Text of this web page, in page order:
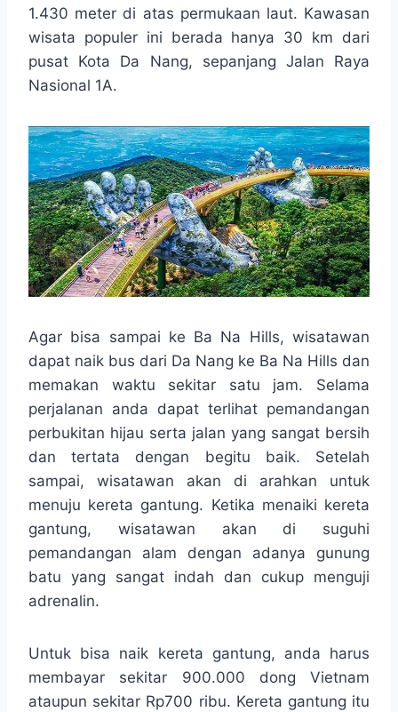
1.430 meter di atas permukaan laut. Kawasan
wisata populer ini berada hanya 30 km dari
pusat Kota Da Nang, sepanjang Jalan Raya
Nasional 1A.
Agar bisa sampai ke Ba Na Hills, wisatawan
dapat naik bus dari Da Nang ke Ba Na Hills dan
memakan waktu sekitar satu jam. Selama
perjalanan anda dapat terlihat pemandangan
perbukitan hijau serta jalan yang sangat bersih
dan tertata dengan begitu baik. Setelah
sampai, wisatawan akan di arahkan untuk
menuju kereta gantung. Ketika menaiki kereta
gantung, wisatawan akan di suguhi
pemandangan alam dengan adanya gunung
batu yang sangat indah dan cukup menguji
adrenalin.
Untuk bisa naik kereta gantung, anda harus
membayar sekitar 900.000 dong Vietnam
ataupun sekitar Rp700 ribu. Kereta gantung itu